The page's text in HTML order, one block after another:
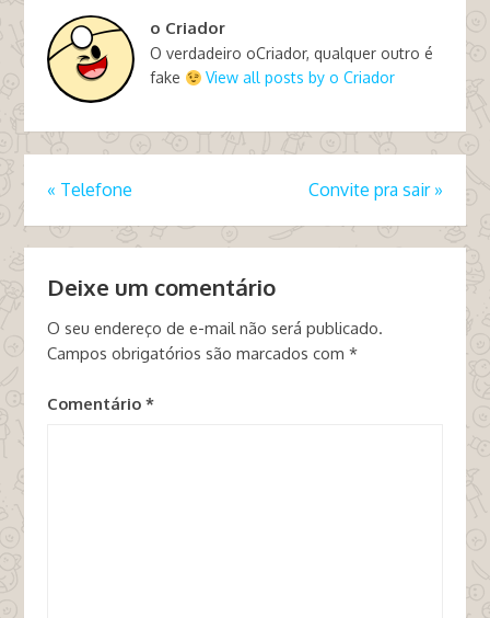
o Criador
O verdadeiro oCriador, qualquer outro é
fake
View all posts by o Criador
« Telefone Convite pra sair »
Deixe um comentário
O seu endereço de e-mail não será publicado.
Campos obrigatórios são marcados com *
Comentário *